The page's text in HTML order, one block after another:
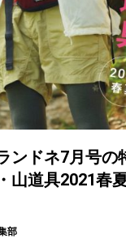
ンドネ7月号
山道具2021春
部